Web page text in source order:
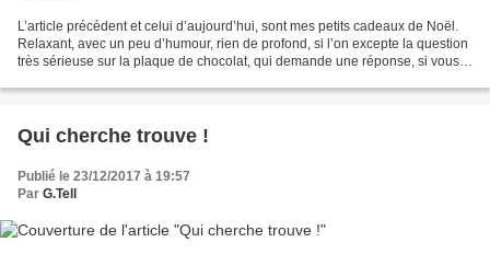
L’article précédent et celui d’aujourd’hui, sont mes petits cadeaux de Noël.
Relaxant, avec un peu d’humour, rien de profond, si l’on excepte la question
très sérieuse sur la plaque de chocolat, qui demande une réponse, si vous
Qui cherche trouve !
Publié le 23/12/2017 à 19:57
Par G.Tell